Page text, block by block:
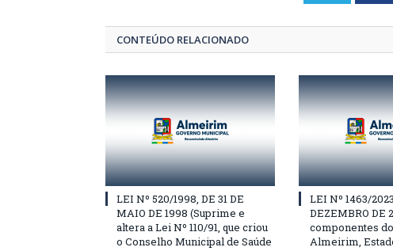
CONTEÚDO RELACIONADO
LEI Nº 520/1998, DE 31 DE
MAIO DE 1998 (Suprime e
altera a Lei Nº 110/91, que criou
o Conselho Municipal de Saúde
LEI Nº 1463/
DEZEMBRO DE
componentes
Almeirim,